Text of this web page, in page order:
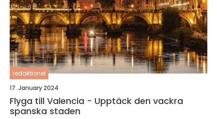
redaktionel
17. January 2024
Flyga till Valencia - Upptäck den vackra
spanska staden